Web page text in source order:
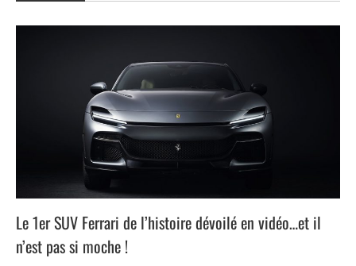
Le 1er SUV Ferrari de l’histoire dévoilé en vidéo…et il
n’est pas si moche !